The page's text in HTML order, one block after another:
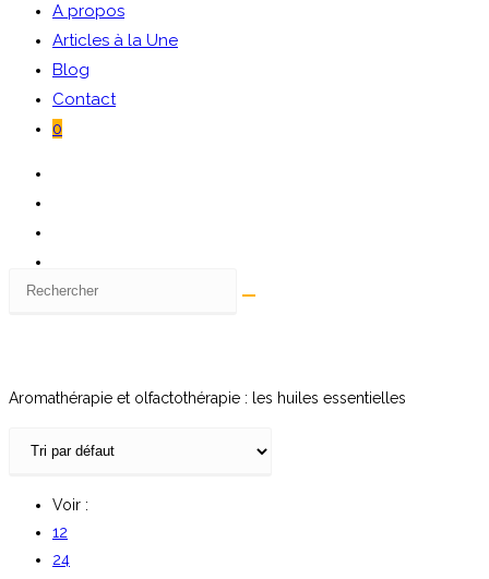
A propos
Articles à la Une
Blog
Contact
0
Aromathérapie et olfactothérapie : les huiles essentielles
Voir :
12
24